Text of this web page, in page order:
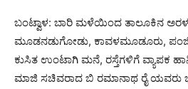
ಬಂಟ್ವಾಳ: ಬಾರಿ ಮಳೆಯಿಂದ ತಾಲೂಕಿನ ಅರಳ,
ಮೂಡನಡುಗೋಡು, ಕಾವಳಮೂಡೂರು,
ಕುಸಿತ ಉಂಟಾಗಿ ಮನೆ, ರಸ್ತೆಗಳಿಗೆ ವ್ಯಾಪಕ
ಮಾಜಿ ಸಚಿವರಾದ ಬಿ ರಮಾನಾಥ ರೈ ಯವರು